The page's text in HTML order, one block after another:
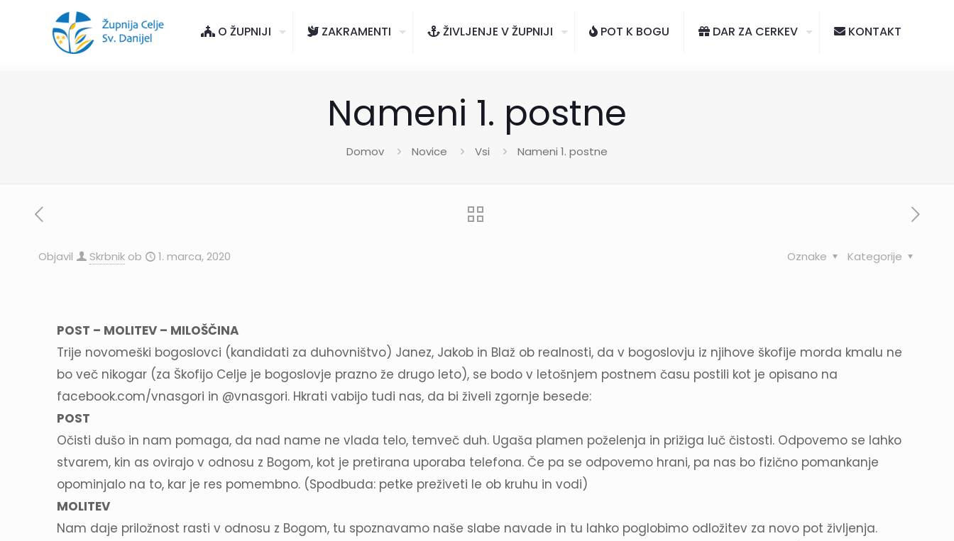
O ŽUPNIJI ZAKRAMENTI ŽIVLJENJE V ŽUPNIJI POT K BOGU DAR ZA CERKEV KONTAKT
Nameni 1. postne
Domov Novice Vsi Nameni 1. postne
Objavil Skrbnik ob 1. marca, 2020 Kategorije
Oznake
POST – MOLITEV – MILOŠČINA
Trije novomeški bogoslovci (kandidati za duhovništvo) Janez, Jakob in Blaž ob realnosti, da v bogoslovju iz njihove škofije morda kmalu ne
bo več nikogar (za Škofijo Celje je bogoslovje prazno že drugo leto), se bodo v letošnjem postnem času postili kot je opisano na
facebook.com/vnasgori in @vnasgori. Hkrati vabijo tudi nas, da bi živeli zgornje besede:
POST
Očisti dušo in nam pomaga, da nad name ne vlada telo, temveč duh. Ugaša plamen poželenja in prižiga luč čistosti. Odpovemo se lahko
stvarem, kin as ovirajo v odnosu z Bogom, kot je pretirana uporaba telefona. Če pa se odpovemo hrani, pa nas bo fizično pomankanje
opominjalo na to, kar je res pomembno. (Spodbuda: petke preživeti le ob kruhu in vodi)
MOLITEV
Nam daje priložnost rasti v odnosu z Bogom, tu spoznavamo naše slabe navade in tu lahko poglobimo odložitev za novo pot življenja.